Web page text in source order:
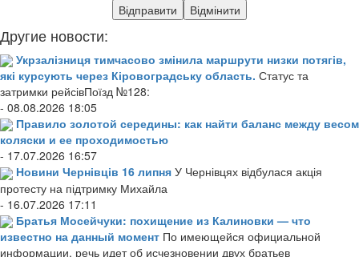
Другие новости:
Укрзалізниця тимчасово змінила маршрути низки потягів,
які курсують через Кіровоградську область. Статус та
затримки рейсівПоїзд №128:
- 08.08.2026 18:05
Правило золотой середины: как найти баланс между весом
коляски и ее проходимостью
- 17.07.2026 16:57
Новини Чернівців 16 липня У Чернівцях відбулася акція
протесту на підтримку Михайла
- 16.07.2026 17:11
Братья Мосейчуки: похищение из Калиновки — что
известно на данный момент По имеющейся официальной
информации, речь идет об исчезновении двух братьев